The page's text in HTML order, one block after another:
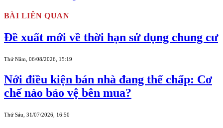
BÀI LIÊN QUAN
Đề xuất mới về thời hạn sử dụng chung cư
Thứ Năm, 06/08/2026, 15:19
Nới điều kiện bán nhà đang thế chấp: Cơ
chế nào bảo vệ bên mua?
Thứ Sáu, 31/07/2026, 16:50